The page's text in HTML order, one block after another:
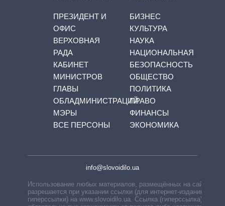
ПРЕЗИДЕНТ И
ОФИС
ВЕРХОВНАЯ
РАДА
КАБИНЕТ
МИНИСТРОВ
ГЛАВЫ
ОБЛАДМИНИСТРАЦИЙ
МЭРЫ
ВСЕ ПЕРСОНЫ
БИЗНЕС
КУЛЬТУРА
НАУКА
НАЦИОНАЛЬНАЯ
БЕЗОПАСНОСТЬ
ОБЩЕСТВО
ПОЛИТИКА
ПРАВО
ФИНАНСЫ
ЭКОНОМИКА
info@slovoidilo.ua
Использование любых материалов, размещённых на сайте,
разрешается при указании ссылки (для интернет-изданий —
гиперссылки) на www.slovoidilo.ua. Ссылка (гиперссылка)